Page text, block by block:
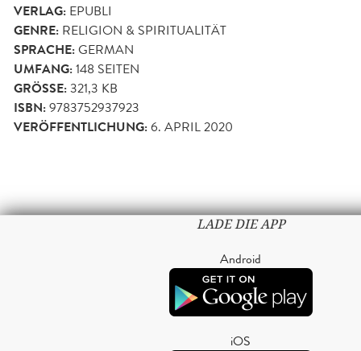
VERLAG: EPUBLI
GENRE: RELIGION & SPIRITUALITÄT
SPRACHE:GERMAN
UMFANG:148 SEITEN
GRÖSSE: 321,3 KB
ISBN:9783752937923
VERÖFFENTLICHUNG:6. APRIL 2020
LADE DIE APP
Android
iOS